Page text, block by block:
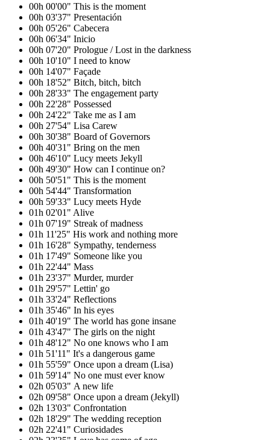
00h 00'00" This is the moment
00h 03'37" Presentación
00h 05'26" Cabecera
00h 06'34" Inicio
00h 07'20" Prologue / Lost in the darkness
00h 10'10" I need to know
00h 14'07" Façade
00h 18'52" Bitch, bitch, bitch
00h 28'33" The engagement party
00h 22'28" Possessed
00h 24'22" Take me as I am
00h 27'54" Lisa Carew
00h 30'38" Board of Governors
00h 40'31" Bring on the men
00h 46'10" Lucy meets Jekyll
00h 49'30" How can I continue on?
00h 50'51" This is the moment
00h 54'44" Transformation
00h 59'33" Lucy meets Hyde
01h 02'01" Alive
01h 07'19" Streak of madness
01h 11'25" His work and nothing more
01h 16'28" Sympathy, tenderness
01h 17'49" Someone like you
01h 22'44" Mass
01h 23'37" Murder, murder
01h 29'57" Lettin' go
01h 33'24" Reflections
01h 35'46" In his eyes
01h 40'19" The world has gone insane
01h 43'47" The girls on the night
01h 48'12" No one knows who I am
01h 51'11" It's a dangerous game
01h 55'59" Once upon a dream (Lisa)
01h 59'14" No one must ever know
02h 05'03" A new life
02h 09'58" Once upon a dream (Jekyll)
02h 13'03" Confrontation
02h 18'29" The wedding reception
02h 22'41" Curiosidades